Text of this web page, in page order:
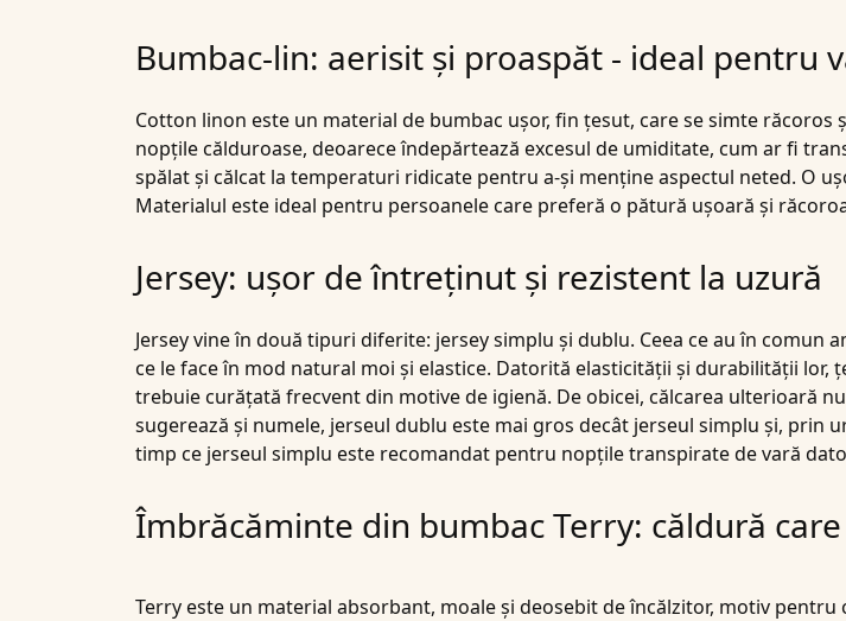
Bumbac-lin: aerisit și proaspăt - ideal pentru
Cotton linon este un material de bumbac ușor, fin țesut, care se simte
nopțile călduroase, deoarece îndepărtează excesul de umiditate, cum ar fi
spălat și călcat la temperaturi ridicate pentru a-și menține aspectul neted. O
Materialul este ideal pentru persoanele care preferă o pătură ușoară și
Jersey: ușor de întreținut și rezistent la uzură
Jerseyvine în două tipuri diferite: jersey simplu și dublu. Ceea ce au în comun
ce le face în mod natural moi și elastice. Datorită elasticității și durabilității
trebuie curățată frecvent din motive de igienă. De obicei, călcarea ulterioară
sugerează și numele, jerseul dublu este mai gros decât jerseul simplu și,
timp ce jerseul simplu este recomandat pentru nopțile transpirate de vară
Îmbrăcăminte din bumbac Terry: căldură
Terryeste un material absorbant, moale și deosebit de încălzitor, motiv